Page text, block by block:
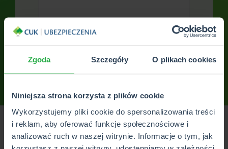
Zgoda Szczegóły O plikach cookies
Niniejsza strona korzysta z plików cookie
Wykorzystujemy pliki cookie do spersonalizowania treści
i reklam, aby oferować funkcje społecznościowe i
analizować ruch w naszej witrynie. Informacje o tym, jak
Mieszkasz w Zgorzelcu lub okolicach? Jako właściciel